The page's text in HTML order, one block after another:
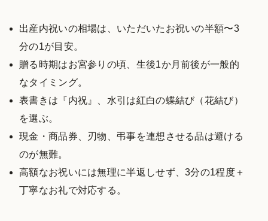
出産内祝いの相場は、いただいたお祝いの半額〜3
分の1が目安。
贈る時期はお宮参りの頃、生後1か月前後が一般的
なタイミング。
表書きは『内祝』、水引は紅白の蝶結び（花結び）
を選ぶ。
現金・商品券、刃物、弔事を連想させる品は避ける
のが無難。
高額なお祝いには無理に半返しせず、3分の1程度＋
丁寧なお礼で対応する。